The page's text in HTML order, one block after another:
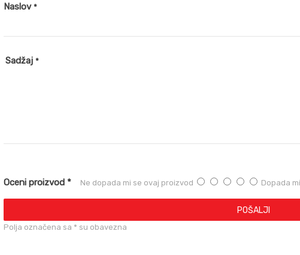
Naslov *
Sadžaj *
Oceni proizvod *Ne dopada mi se ovaj proizvod Dopada
POŠALJI
Polja označena sa * su obavezna